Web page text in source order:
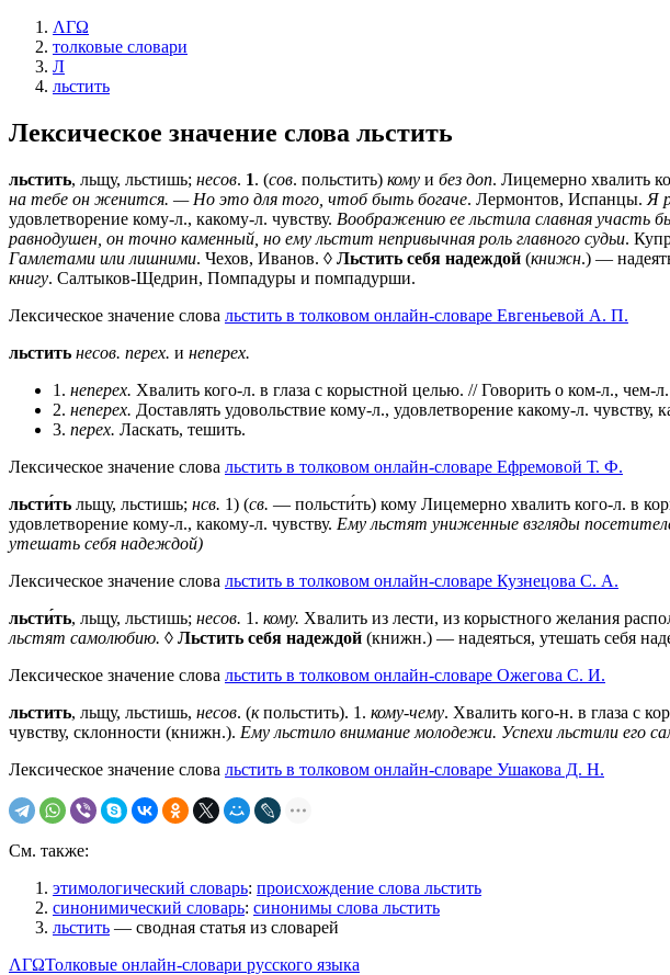
ΛΓΩ
толковые словари
Л
льстить
Лексическое значение слова льстить
льстить, льщу, льстишь; несов. 1. (сов. польстить) кому и без доп. Лицемерно хвалить
на тебе он женится. — Но это для того, чтоб быть богаче. Лермонтов, Испанцы. Я
удовлетворение кому-л., какому-л. чувству. Воображению ее льстила славная участь
равнодушен, он точно каменный, но ему льстит непривычная роль главного судьи.
Гамлетами или лишними. Чехов, Иванов. ◊ Льстить себя надеждой (книжн.) —
книгу. Салтыков-Щедрин, Помпадуры и помпадурши.
Лексическое значение слова льстить в толковом онлайн-словаре Евгеньевой А. П.
льстить несов. перех. и неперех.
1. неперех. Хвалить кого-л. в глаза с корыстной целью. // Говорить о ком-л., чем-
2. неперех. Доставлять удовольствие кому-л., удовлетворение какому-л. чувству,
3. перех. Ласкать, тешить.
Лексическое значение слова льстить в толковом онлайн-словаре Ефремовой Т. Ф.
льсти́ть льщу, льстишь; нсв. 1) (св. — польсти́ть) кому Лицемерно хвалить кого-л. в
удовлетворение кому-л., какому-л. чувству. Ему льстят униженные взгляды
утешать себя надеждой)
Лексическое значение слова льстить в толковом онлайн-словаре Кузнецова С. А.
льсти́ть, льщу, льстишь; несов. 1. кому. Хвалить из лести, из корыстного желания
льстят самолюбию. ◊ Льстить себя надеждой (книжн.) — надеяться, утешать себя
Лексическое значение слова льстить в толковом онлайн-словаре Ожегова C. И.
льстить, льщу, льстишь, несов. (кпольстить). 1 . кому-чему. Хвалить кого-н. в глаза с
чувству, склонности (книжн.). Ему льстило внимание молодежи. Успехи льстили его
Лексическое значение слова льстить в толковом онлайн-словаре Ушакова Д. Н.
См. также:
этимологический словарь: происхождение слова льстить
синонимический словарь: синонимы слова льстить
льстить — сводная статья из словарей
ΛΓΩТолковые онлайн-словари русского языка